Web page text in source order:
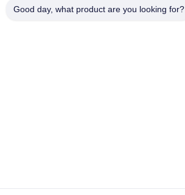
Ποιοτικός Έλεγχος
Good day, what product are you looking for?